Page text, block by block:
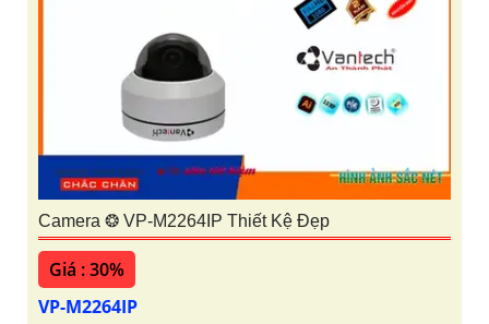
Camera ❂ VP-M2264IP Thiết Kệ Đẹp
Giá : 30%
VP-M2264IP